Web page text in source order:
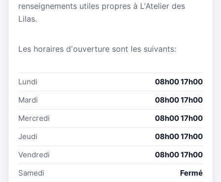
renseignements utiles propres à L'Atelier des
Lilas.
Les horaires d'ouverture sont les suivants:
Lundi
08h00 17h00
Mardi
08h00 17h00
Mercredi
08h00 17h00
Jeudi
08h00 17h00
Vendredi
08h00 17h00
Samedi
Fermé